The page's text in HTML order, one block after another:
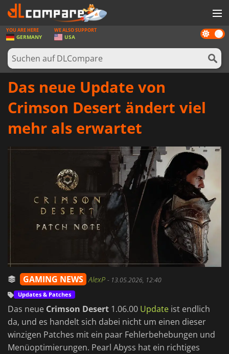
SPIELE
SPIEL KARTEN
SOFTWARE
ANMELDEN ODER REGISTRIEREN
Dark
mode
YOU ARE HERE
GERMANY
WE ALSO SUPPORT
USA
Das neue Update von
Crimson Desert ändert viel
mehr als erwartet
GAMING NEWS AlexP - 13.05.2026, 12:40
Updates & Patches
Das neue Crimson Desert 1.06.00 Update ist endlich
da, und es handelt sich dabei nicht um einen dieser
winzigen Patches mit ein paar Fehlerbehebungen und
Menüoptimierungen. Pearl Abyss hat ein richtiges